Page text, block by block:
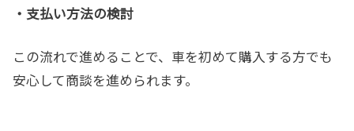
・支払い方法の検討
この流れで進めることで、車を初めて購入する方でも
安心して商談を進められます。